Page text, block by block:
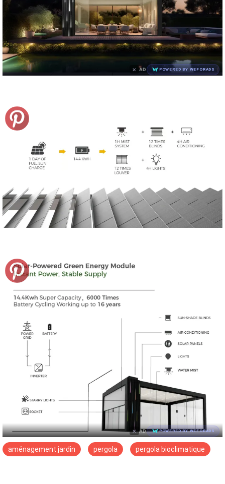
× AD POWERED BY WEFORADS
× AD POWERED BY WEFORADS
aménagement jardin pergola pergola bioclimatique